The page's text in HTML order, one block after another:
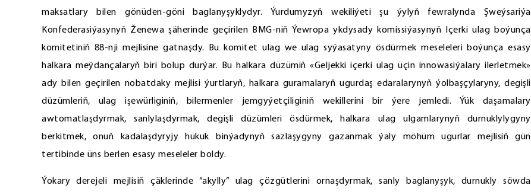
maksatlary bilen gönüden-göni baglanyşyklydyr. Ýurdumyzyň wekiliýeti şu ýylyň fewralynda Şweýsariýa
Konfederasiýasynyň Ženewa şäherinde geçirilen BMG-niň Ýewropa ykdysady komissiýasynyň Içerki ulag boýunça
komitetiniň 88-nji mejlisine gatnaşdy. Bu komitet ulag we ulag syýasatyny ösdürmek meseleleri boýunça esasy
halkara meýdançalaryň biri bolup durýar. Bu halkara düzümiň «Geljekki içerki ulag üçin innowasiýalary ilerletmek»
ady bilen geçirilen nobatdaky mejlisi ýurtlaryň, halkara guramalaryň ugurdaş edaralarynyň ýolbaşçylaryny, degişli
düzümleriň, ulag işewürliginiň, bilermenler jemgyýetçiliginiň wekillerini bir ýere jemledi. Ýük daşamalary
awtomatlaşdyrmak, sanlylaşdyrmak, degişli düzümleri ösdürmek, halkara ulag ulgamlarynyň durnuklylygyny
berkitmek, onuň kadalaşdyryjy hukuk binýadynyň sazlaşygyny gazanmak ýaly möhüm ugurlar mejlisiň gün
tertibinde üns berlen esasy meseleler boldy.
Ýokary derejeli mejlisiň çäklerinde “akylly” ulag çözgütlerini ornaşdyrmak, sanly baglanyşyk, durnukly söwda